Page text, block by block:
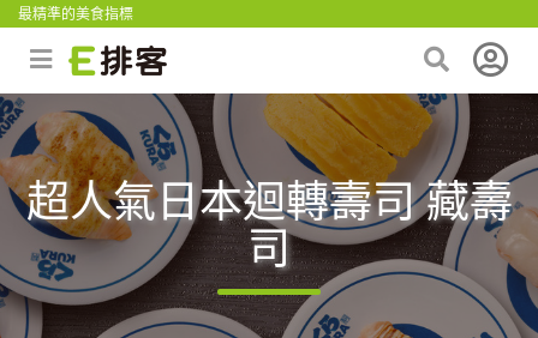
最精準的美食指標
超人氣日本迴轉壽司 藏壽
司